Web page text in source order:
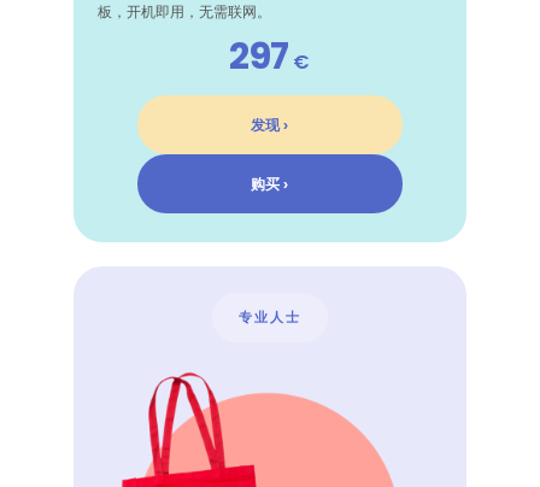
板，开机即用，无需联网。
297 €
发现 ›
购买 ›
专业人士